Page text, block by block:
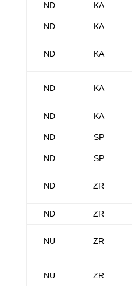
ND KA
ND KA
ND KA
ND KA
ND KA
ND SP
ND SP
ND ZR
ND ZR
NU ZR
NU ZR